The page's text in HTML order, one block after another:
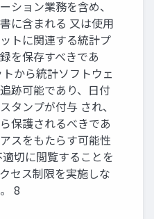
ション業務を含め、
に含まれる 又は使用
トに関連する統計プ
を保存すべきであ
から統計ソフトウェ
跡可能であり、日付
タンプが付与 され、
保護されるべきであ
スをもたらす可能性
切に閲覧することを
セス制限を実施しな
8